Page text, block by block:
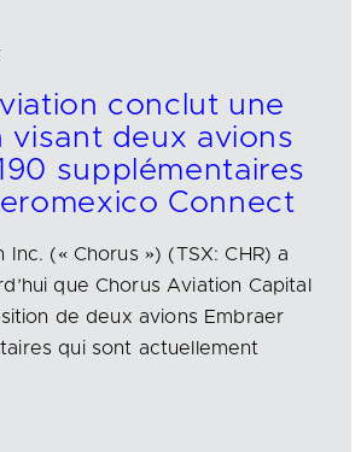
conclut une
visant deux avions
supplémentaires
Connect
Inc. (« Chorus ») (TSX: CHR) a
que Chorus Aviation Capital
de deux avions Embraer
qui sont actuellement